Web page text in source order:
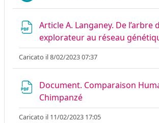
Article A. Langaney. De l’arbre
explorateur au réseau
Caricato il 8/02/2023 07:37
Document. Comparaison
Chimpanzé
Caricato il 11/02/2023 17:05